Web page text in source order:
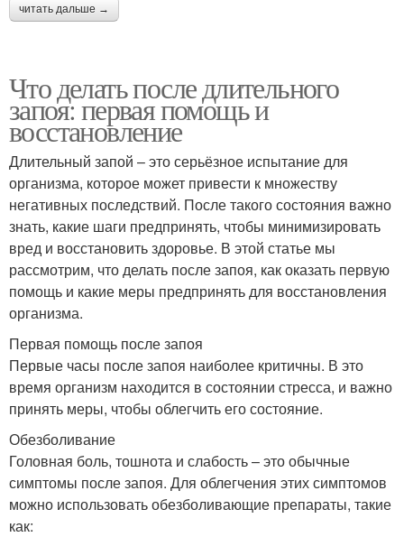
читать дальше →
Что делать после длительного
запоя: первая помощь и
восстановление
Длительный запой – это серьёзное испытание для
организма, которое может привести к множеству
негативных последствий. После такого состояния важно
знать, какие шаги предпринять, чтобы минимизировать
вред и восстановить здоровье. В этой статье мы
рассмотрим, что делать после запоя, как оказать первую
помощь и какие меры предпринять для восстановления
организма.
Первая помощь после запоя
Первые часы после запоя наиболее критичны. В это
время организм находится в состоянии стресса, и важно
принять меры, чтобы облегчить его состояние.
Обезболивание
Головная боль, тошнота и слабость – это обычные
симптомы после запоя. Для облегчения этих симптомов
можно использовать обезболивающие препараты, такие
как: